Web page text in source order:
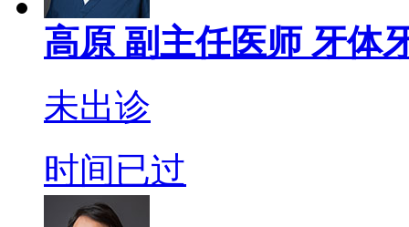
高原 副主任医师 牙体
未出诊
时间已过